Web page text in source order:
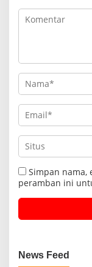
Simpan nama,
peramban ini
News Feed